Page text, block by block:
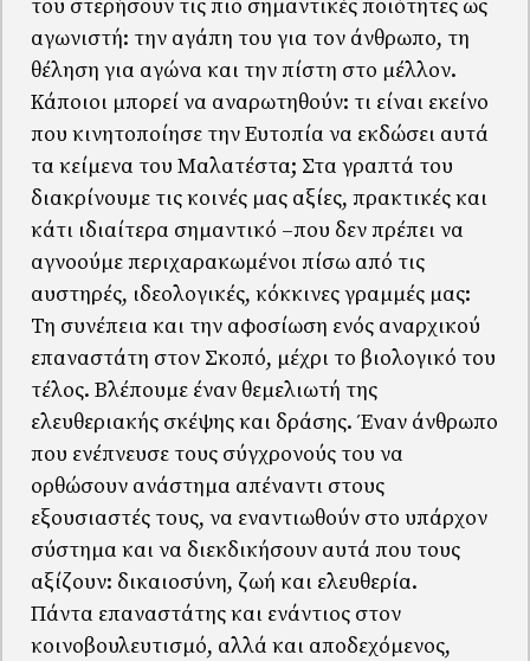
του στερήσουν τις πιο σημαντικές ποιότητες ως
αγωνιστή: την αγάπη του για τον άνθρωπο, τη
θέληση για αγώνα και την πίστη στο μέλλον.
Κάποιοι μπορεί να αναρωτηθούν: τι είναι εκείνο
που κινητοποίησε την Ευτοπία να εκδώσει αυτά
τα κείμενα του Μαλατέστα; Στα γραπτά του
διακρίνουμε τις κοινές μας αξίες, πρακτικές και
κάτι ιδιαίτερα σημαντικό –που δεν πρέπει να
αγνοούμε περιχαρακωμένοι πίσω από τις
αυστηρές, ιδεολογικές, κόκκινες γραμμές μας:
Τη συνέπεια και την αφοσίωση ενός αναρχικού
επαναστάτη στον Σκοπό, μέχρι το βιολογικό του
τέλος. Βλέπουμε έναν θεμελιωτή της
ελευθεριακής σκέψης και δράσης. Έναν άνθρωπο
που ενέπνευσε τους σύγχρονούς του να
ορθώσουν ανάστημα απέναντι στους
εξουσιαστές τους, να εναντιωθούν στο υπάρχον
σύστημα και να διεκδικήσουν αυτά που τους
αξίζουν: δικαιοσύνη, ζωή και ελευθερία.
Πάντα επαναστάτης και ενάντιος στον
κοινοβουλευτισμό, αλλά και αποδεχόμενος,